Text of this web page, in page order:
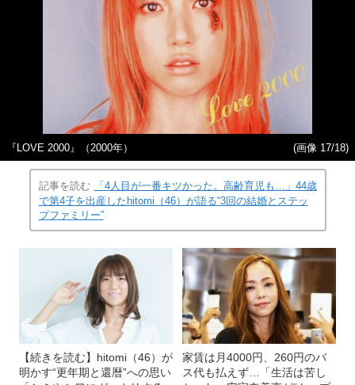
『LOVE 2000』（2000年） (画像 17/18)
記事を読む
「4人目が一番キツかった。高齢育児も…」44歳
で第4子を出産したhitomi（46）が語る“3回の結婚とステッ
プファミリー”
【続きを読む】hitomi（46）が
明かす“更年期と還暦”への思い
家賃は月4000円、260円のバ
ス代も払えず…「生活は苦し